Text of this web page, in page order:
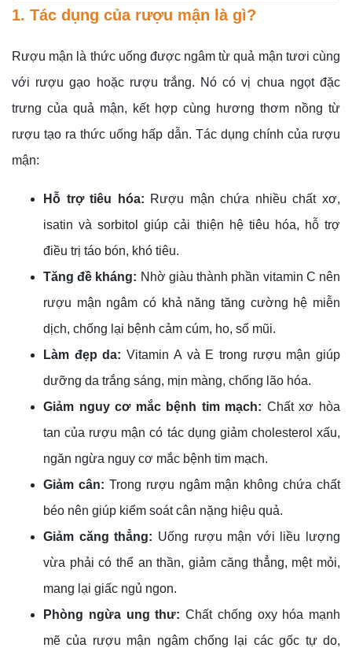
1. Tác dụng của rượu mận là gì?
Rượu mận là thức uống được ngâm từ quả mận tươi cùng
với rượu gạo hoặc rượu trắng. Nó có vị chua ngọt đặc
trưng của quả mận, kết hợp cùng hương thơm nồng từ
rượu tạo ra thức uống hấp dẫn. Tác dụng chính của rượu
mận:
Hỗ trợ tiêu hóa: Rượu mận chứa nhiều chất xơ,
isatin và sorbitol giúp cải thiện hệ tiêu hóa, hỗ trợ
điều trị táo bón, khó tiêu.
Tăng đề kháng: Nhờ giàu thành phần vitamin C nên
rượu mận ngâm có khả năng tăng cường hệ miễn
dịch, chống lại bệnh cảm cúm, ho, sổ mũi.
Làm đẹp da: Vitamin A và E trong rượu mận giúp
dưỡng da trắng sáng, mịn màng, chống lão hóa.
Giảm nguy cơ mắc bệnh tim mạch: Chất xơ hòa
tan của rượu mận có tác dụng giảm cholesterol xấu,
ngăn ngừa nguy cơ mắc bệnh tim mạch.
Giảm cân: Trong rượu ngâm mận không chứa chất
béo nên giúp kiểm soát cân nặng hiệu quả.
Giảm căng thẳng: Uống rượu mận với liều lượng
vừa phải có thể an thần, giảm căng thẳng, mệt mỏi,
mang lại giấc ngủ ngon.
Phòng ngừa ung thư: Chất chống oxy hóa mạnh
mẽ của rượu mận ngâm chống lại các gốc tự do,